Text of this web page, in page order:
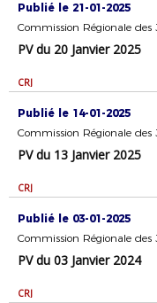
Publié le 21-01-2025
Commission Régionale des
PV du 20 Janvier 2025
CRJ
Publié le 14-01-2025
Commission Régionale des
PV du 13 Janvier 2025
CRJ
Publié le 03-01-2025
Commission Régionale des
PV du 03 Janvier 2024
CRJ